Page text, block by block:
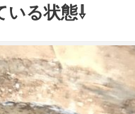
いる状態⇩